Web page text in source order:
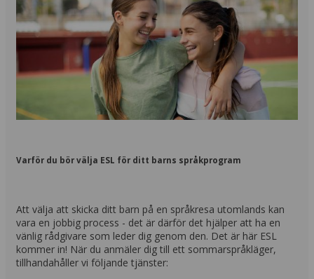
Varför du bör välja ESL för ditt barns språkprogram
Att välja att skicka ditt barn på en språkresa utomlands kan
vara en jobbig process - det är därför det hjälper att ha en
vänlig rådgivare som leder dig genom den. Det är här ESL
kommer in! När du anmäler dig till ett sommarspråkläger,
tillhandahåller vi följande tjänster: